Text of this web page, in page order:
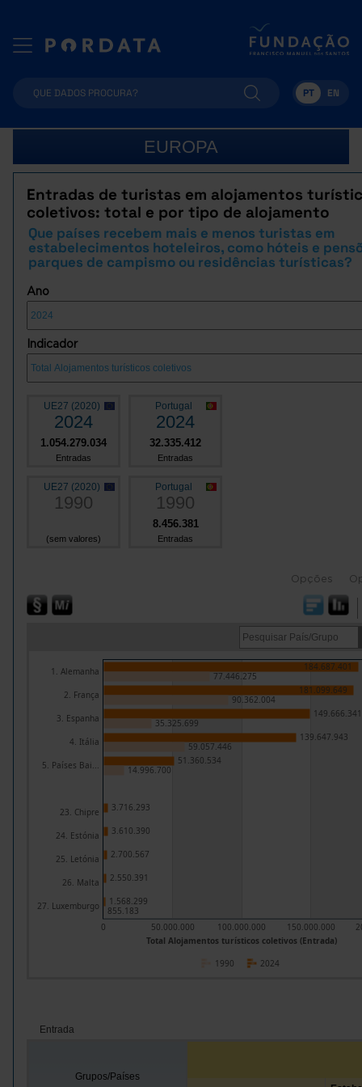
PT EN
EUROPA
Entradas de turistas em alojamentos
coletivos: total e por tipo de alojamento
Que países recebem mais e menos turistas em
estabelecimentos hoteleiros, como hóteis e
parques de campismo ou residências turísticas?
Ano
Indicador
UE27 (2020)
2024
1.054.279.034
Entradas
Portugal
2024
32.335.412
Entradas
UE27 (2020)
1990
(sem valores)
Portugal
1990
8.456.381
Entradas
Opções
Total Alojamentos turísticos coletivos (Entrada)
0 50.000.000 100.000.000 150.000.000
1. Alemanha
2. França
3. Espanha
4. Itália
5. Países Bai...
23. Chipre
24. Estónia
25. Letónia
26. Malta
27. Luxemburgo
184.687.401
181.099.649
149.666.341
139.647.943
51.360.534
3.716.293
3.610.390
2.700.567
2.550.391
1.568.299
77.446.275
90.362.004
35.325.699
59.057.446
14.996.700
855.183
2024
1990
Entrada
Grupos/Países